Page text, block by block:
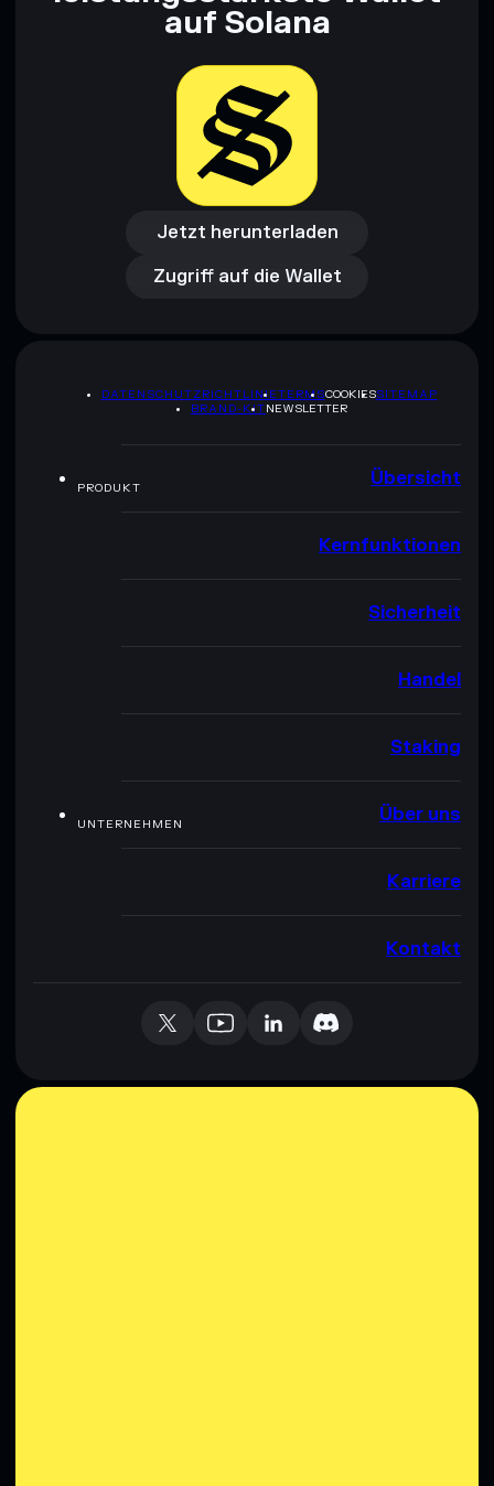
auf Solana
Jetzt herunterladen
Jetzt herunterladen
Zugriff auf die Wallet
Zugriff auf die Wallet
DATENSCHUTZRICHTLINIETERMSCOOKIESSITEMAP
BRAND-KITNEWSLETTER
PRODUKT Übersicht
Kernfunktionen
Sicherheit
Handel
Staking
UNTERNEHMEN Über uns
Karriere
Kontakt